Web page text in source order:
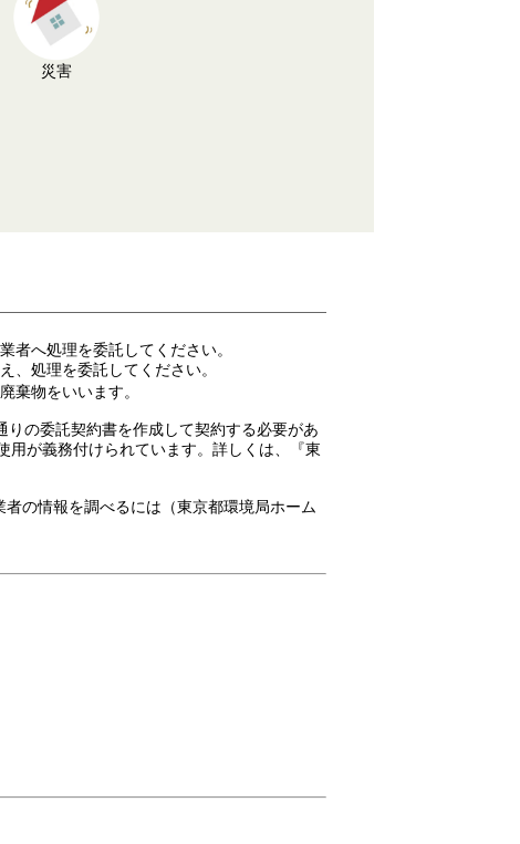
災害
者へ処理を委託してください。
、処理を委託してください。
棄物をいいます。
の委託契約書を作成して契約する必要があ
用が義務付けられています。詳しくは、『東
の情報を調べるには（東京都環境局ホーム